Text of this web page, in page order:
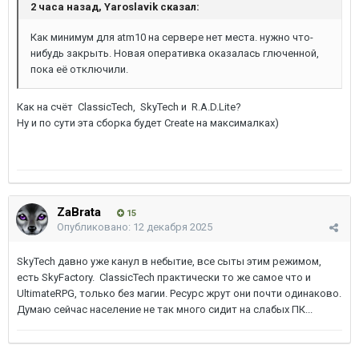
2 часа назад, Yaroslavik сказал:
Как минимум для atm10 на сервере нет места. нужно что-
нибудь закрыть. Новая оперативка оказалась глюченной,
пока её отключили.
Как на счёт ClassicTech, SkyTech и R.A.D.Lite?
Ну и по сути эта сборка будет Create на максималках)
ZaBrata 15
Опубликовано: 12 декабря 2025
SkyTech давно уже канул в небытие, все сыты этим режимом,
есть SkyFactory. ClassicTech практически то же самое что и
UltimateRPG, только без магии. Ресурс жрут они почти одинаково.
Думаю сейчас население не так много сидит на слабых ПК...